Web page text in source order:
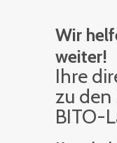
Wir
weiter!
Ihre
zu den
BITO-